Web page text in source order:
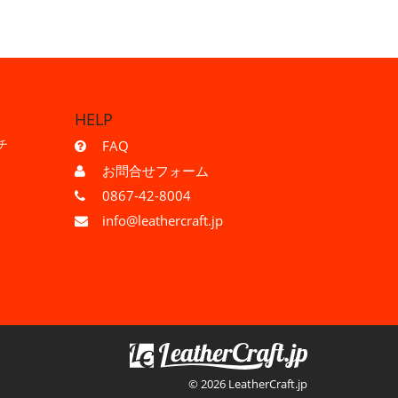
HELP
FAQ
お問合せフォーム
0867-42-8004
info@leathercraft.jp
© 2026 LeatherCraft.jp